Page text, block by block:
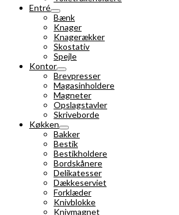
Entré
Bænk
Knager
Knagerækker
Skostativ
Spejle
Kontor
Brevpresser
Magasinholdere
Magneter
Opslagstavler
Skriveborde
Køkken
Bakker
Bestik
Bestikholdere
Bordskånere
Delikatesser
Dækkeserviet
Forklæder
Knivblokke
Knivmagnet